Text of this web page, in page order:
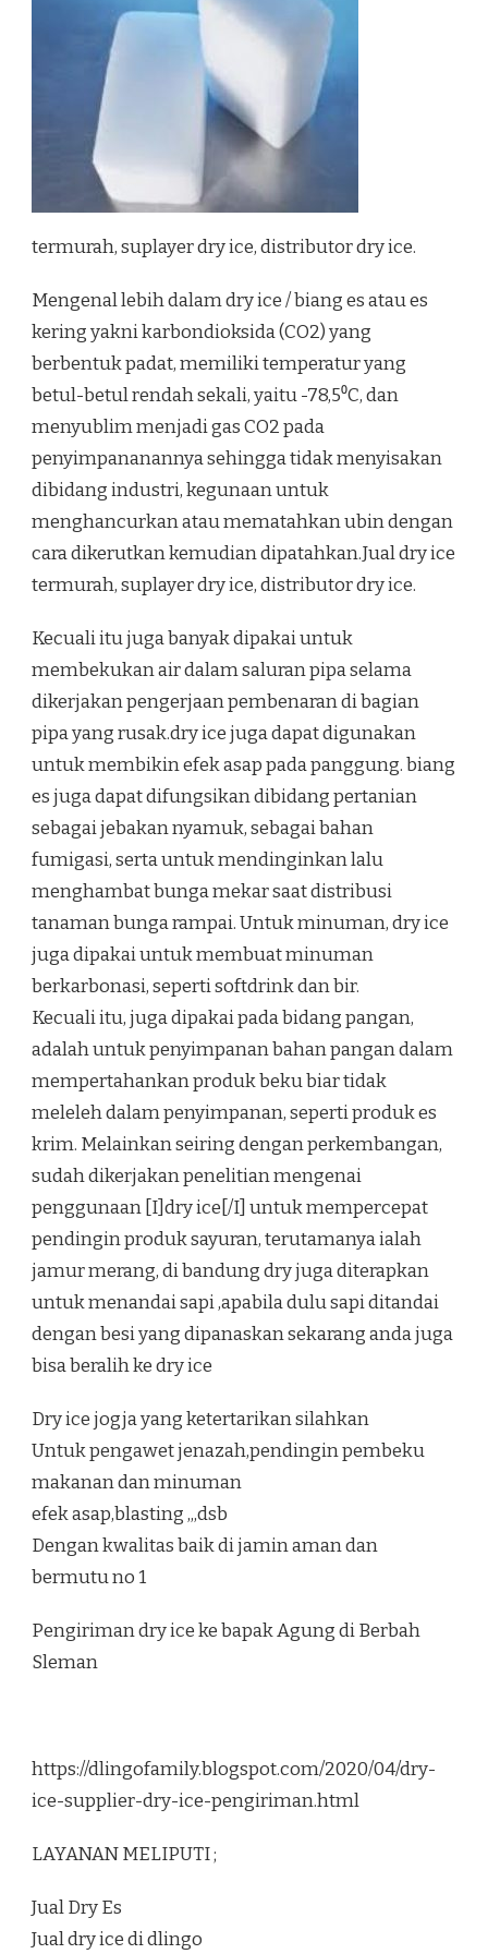
termurah, suplayer dry ice, distributor dry ice.
Mengenal lebih dalam dry ice / biang es atau es
kering yakni karbondioksida (CO2) yang
berbentuk padat, memiliki temperatur yang
betul-betul rendah sekali, yaitu -78,5⁰C, dan
menyublim menjadi gas CO2 pada
penyimpananannya sehingga tidak menyisakan
dibidang industri, kegunaan untuk
menghancurkan atau mematahkan ubin dengan
cara dikerutkan kemudian dipatahkan.Jual dry ice
termurah, suplayer dry ice, distributor dry ice.
Kecuali itu juga banyak dipakai untuk
membekukan air dalam saluran pipa selama
dikerjakan pengerjaan pembenaran di bagian
pipa yang rusak.dry ice juga dapat digunakan
untuk membikin efek asap pada panggung. biang
es juga dapat difungsikan dibidang pertanian
sebagai jebakan nyamuk, sebagai bahan
fumigasi, serta untuk mendinginkan lalu
menghambat bunga mekar saat distribusi
tanaman bunga rampai. Untuk minuman, dry ice
juga dipakai untuk membuat minuman
berkarbonasi, seperti softdrink dan bir.
Kecuali itu, juga dipakai pada bidang pangan,
adalah untuk penyimpanan bahan pangan dalam
mempertahankan produk beku biar tidak
meleleh dalam penyimpanan, seperti produk es
krim. Melainkan seiring dengan perkembangan,
sudah dikerjakan penelitian mengenai
penggunaan [I]dry ice[/I] untuk mempercepat
pendingin produk sayuran, terutamanya ialah
jamur merang, di bandung dry juga diterapkan
untuk menandai sapi ,apabila dulu sapi ditandai
dengan besi yang dipanaskan sekarang anda juga
bisa beralih ke dry ice
Dry ice jogja yang ketertarikan silahkan
Untuk pengawet jenazah,pendingin pembeku
makanan dan minuman
efek asap,blasting ,,,dsb
Dengan kwalitas baik di jamin aman dan
bermutu no 1
Pengiriman dry ice ke bapak Agung di Berbah
Sleman
https://dlingofamily.blogspot.com/2020/04/dry-
ice-supplier-dry-ice-pengiriman.html
LAYANAN MELIPUTI ;
Jual Dry Es
Jual dry ice di dlingo